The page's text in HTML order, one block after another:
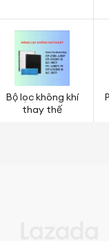
Bộ lọc không khí
thay thế